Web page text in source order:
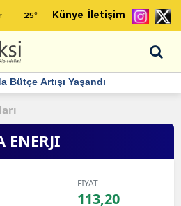
25° Künye İletişim
artan momentum devam ediyor
ENERJI
FİYAT
113,20